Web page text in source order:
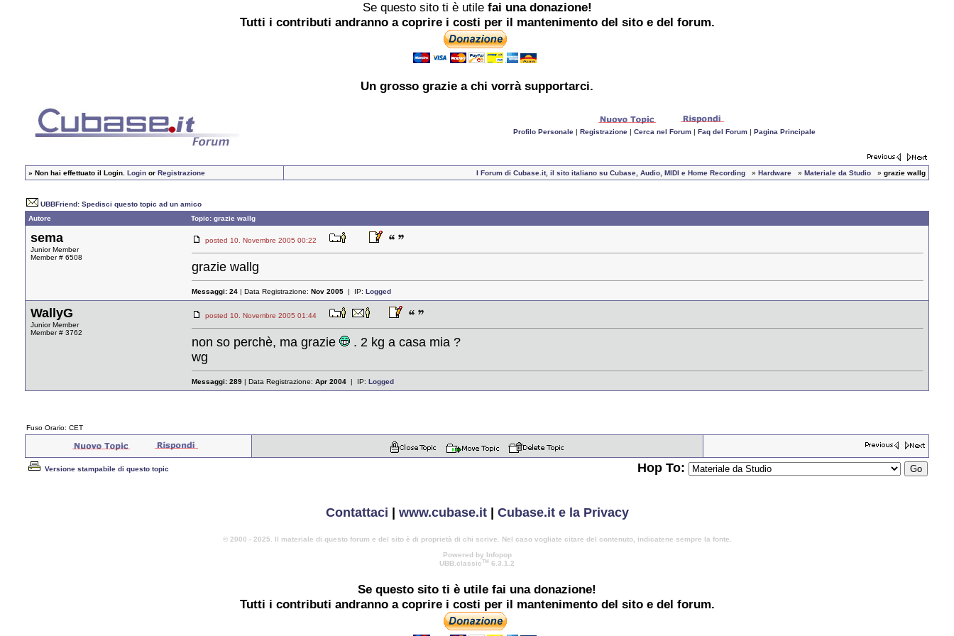
Se questo sito ti è utile fai una donazione!
Tutti i contributi andranno a coprire i costi per il mantenimento del sito e del forum.
Un grosso grazie a chi vorrà supportarci.
Profilo Personale| Registrazione| Cerca nel Forum| Faq del Forum| Pagina Principale
» Non hai effettuato il Login. Login or Registrazione I Forum di Cubase.it, il sito italiano su Cubase, Audio, MIDI e Home Recording » Hardware » Materiale da Studio » grazie wallg
UBBFriend: Spedisci questo topic ad un amico
Autore
Topic: grazie wallg
sema
Junior Member
Member # 6508
posted 10. Novembre 2005 00:22
grazie wallg
Messaggi: 24 | Data Registrazione: Nov 2005 | IP: Logged
WallyG
Junior Member
Member # 3762
posted 10. Novembre 2005 01:44
non so perchè, ma grazie
. 2 kg a casa mia ?
wg
Messaggi: 289 | Data Registrazione: Apr 2004 | IP: Logged
Fuso Orario: CET
Versione stampabile di questo topic Hop To:
Contattaci www.cubase.it| Cubase.it e la Privacy
© 2000 - 2025. Il materiale di questo forum e del sito è di proprietà di chi scrive. Nel caso vogliate citare del contenuto, indicatene sempre la fonte.
Powered by Infopop
UBB.classicTM 6.3.1.2
Se questo sito ti è utile fai una donazione!
Tutti i contributi andranno a coprire i costi per il mantenimento del sito e del forum.